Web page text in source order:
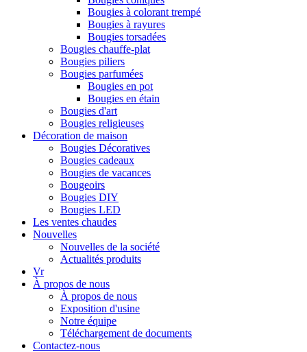
Bougies à colorant trempé
Bougies à rayures
Bougies torsadées
Bougies chauffe-plat
Bougies piliers
Bougies parfumées
Bougies en pot
Bougies en étain
Bougies d'art
Bougies religieuses
Décoration de maison
Bougies Décoratives
Bougies cadeaux
Bougies de vacances
Bougeoirs
Bougies DIY
Bougies LED
Les ventes chaudes
Nouvelles
Nouvelles de la société
Actualités produits
Vr
À propos de nous
À propos de nous
Exposition d'usine
Notre équipe
Téléchargement de documents
Contactez-nous